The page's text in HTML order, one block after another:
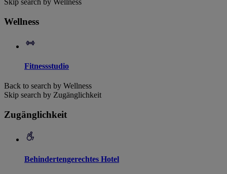
Skip search by Wellness
Wellness
Fitnessstudio
Back to search by Wellness
Skip search by Zugänglichkeit
Zugänglichkeit
Behindertengerechtes Hotel